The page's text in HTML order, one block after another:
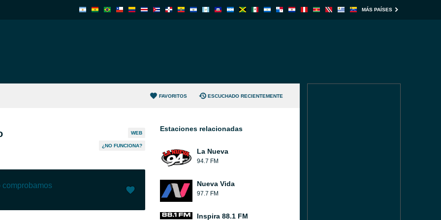
MÁS PAÍSES
FAVORITOS ESCUCHADO RECIENTEMENTE
WEB
¿NO FUNCIONA?
comprobamos
Estaciones relacionadas
La Nueva
94.7 FM
Nueva Vida
97.7 FM
Inspira 88.1 FM